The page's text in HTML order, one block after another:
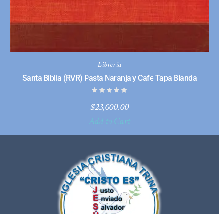
Librería
Santa Biblia (RVR) Pasta Naranja y Cafe Tapa Blanda
$23,000.00
Add to Cart